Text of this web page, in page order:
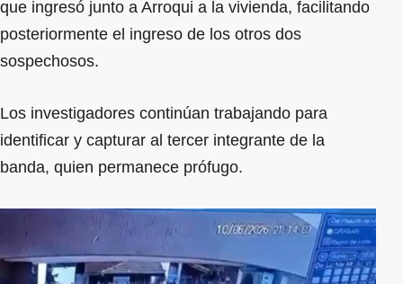
que ingresó junto a Arroqui a la vivienda, facilitando
posteriormente el ingreso de los otros dos
sospechosos.
Los investigadores continúan trabajando para
identificar y capturar al tercer integrante de la
banda, quien permanece prófugo.